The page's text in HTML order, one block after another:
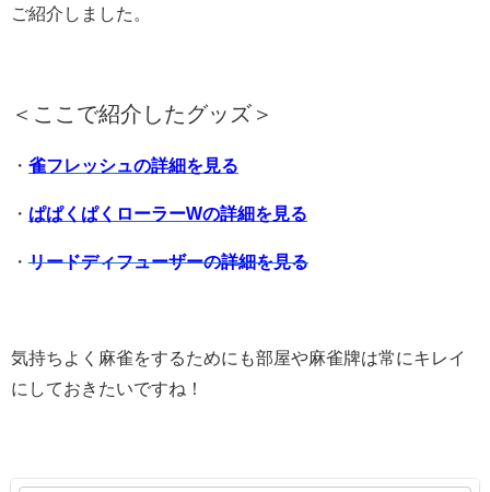
ご紹介しました。
＜ここで紹介したグッズ＞
・ 雀フレッシュの詳細を見る
・ ぱぱくぱくローラーWの詳細を見る
・ リードディフューザーの詳細を見る
気持ちよく麻雀をするためにも部屋や麻雀牌は常にキレイ
にしておきたいですね！